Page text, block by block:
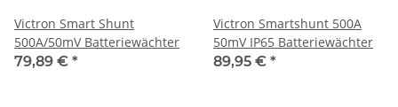
Victron Smart Shunt
500A/50mV Batteriewächter
79,89 € *
Victron Smartshunt 500A
50mV IP65 Batteriewächter
89,95 € *